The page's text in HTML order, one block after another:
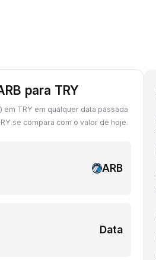
para TRY
TRY em qualquer data passada
se compara com o valor de hoje.
ARB
Data